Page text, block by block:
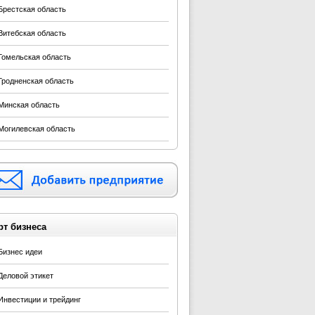
область
область
область
область
область
область
бизнеса
идеи
этикет
и трейдинг